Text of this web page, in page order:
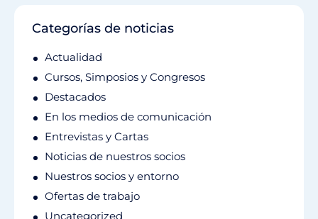
Categorías de noticias
Actualidad
Cursos, Simposios y Congresos
Destacados
En los medios de comunicación
Entrevistas y Cartas
Noticias de nuestros socios
Nuestros socios y entorno
Ofertas de trabajo
Uncategorized